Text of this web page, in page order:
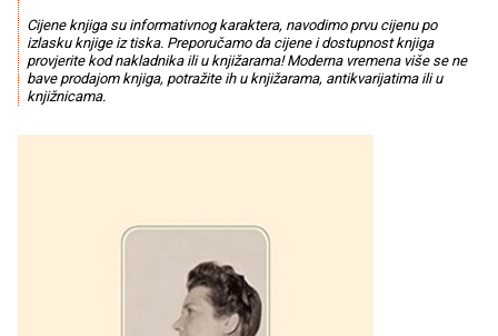
Cijene knjiga su informativnog karaktera, navodimo prvu cijenu po
izlasku knjige iz tiska. Preporučamo da cijene i dostupnost knjiga
provjerite kod nakladnika ili u knjižarama! Moderna vremena više se ne
bave prodajom knjiga, potražite ih u knjižarama, antikvarijatima ili u
knjižnicama.